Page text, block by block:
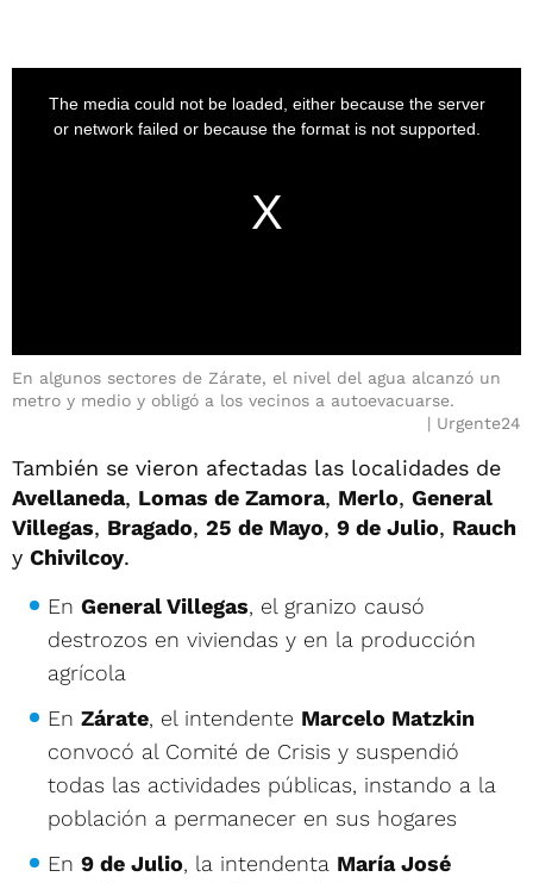
En algunos sectores de Zárate, el nivel del agua alcanzó un
metro y medio y obligó a los vecinos a autoevacuarse.
Urgente24
También se vieron afectadas las localidades de
Avellaneda, Lomas de Zamora, Merlo, General
Villegas, Bragado, 25 de Mayo, 9 de Julio, Rauch
y Chivilcoy.
En General Villegas, el granizo causó
destrozos en viviendas y en la producción
agrícola
En Zárate, el intendente Marcelo Matzkin
convocó al Comité de Crisis y suspendió
todas las actividades públicas, instando a la
población a permanecer en sus hogares
En 9 de Julio, la intendenta María José